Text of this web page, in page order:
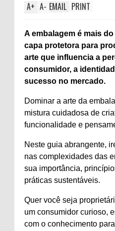
A+ A- EMAIL PRINT
A embalagem é mais
capa protetora para
arte que influencia a
consumidor, a
sucesso no mercado.
Dominar a arte da
mistura cuidadosa de
funcionalidade e
Neste guia abrangente,
nas complexidades das
sua importância,
práticas sustentáveis.
Quer você seja
um consumidor curioso,
com o conhecimento